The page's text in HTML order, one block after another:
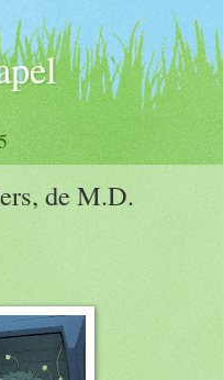
de M.D.